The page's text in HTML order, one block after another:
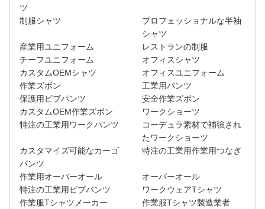
ツ
制服シャツ
プロフェッショナルな半袖
シャツ
産業用ユニフォーム
レストランの制服
チーフユニフォーム
オフィスシャツ
カスタムOEMシャツ
オフィスユニフォーム
作業ズボン
工業用パンツ
保護用ビブパンツ
安全作業ズボン
カスタムOEM作業ズボン
ワークショーツ
特注の工業用ワークパンツ
コーデュラ素材で補強され
たワークショーツ
カスタマイズ可能なカーゴ
パンツ
特注の工業用作業用つなぎ
作業用オーバーオール
オーバーオール
特注の工業用ビブパンツ
ワークウェアTシャツ
作業服Tシャツメーカー
作業服Tシャツ製造業者